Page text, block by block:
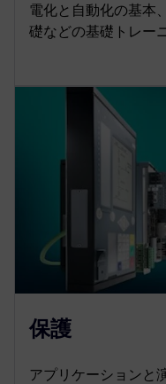
電化と自動化の基本
礎などの基礎トレー
保護
アプリケーションと演